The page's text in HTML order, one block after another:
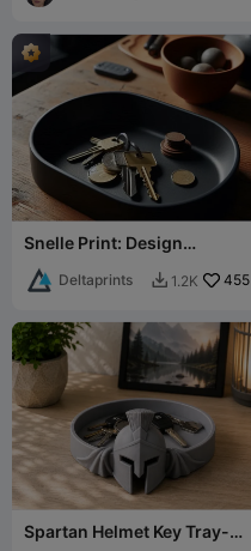
Snelle Print: Design
"Ovalism"/Thuisorganisato
Deltaprints  1.2K 455
Spartan Helmet Key Tray-